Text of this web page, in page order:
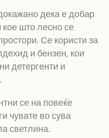
дека е добар
што лесно се
Се користи за
и бензен, кои
детергенти и
се на повеќе
чувате во сува
светлина.